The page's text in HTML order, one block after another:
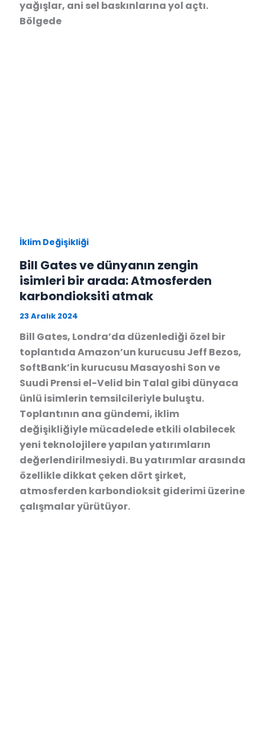
yağışlar, ani sel baskınlarına yol açtı.
Bölgede
İklim Değişikliği
Bill Gates ve dünyanın zengin
isimleri bir arada: Atmosferden
karbondioksiti atmak
23 Aralık 2024
Bill Gates, Londra’da düzenlediği özel bir
toplantıda Amazon’un kurucusu Jeff Bezos,
SoftBank’in kurucusu Masayoshi Son ve
Suudi Prensi el-Velid bin Talal gibi dünyaca
ünlü isimlerin temsilcileriyle buluştu.
Toplantının ana gündemi, iklim
değişikliğiyle mücadelede etkili olabilecek
yeni teknolojilere yapılan yatırımların
değerlendirilmesiydi. Bu yatırımlar arasında
özellikle dikkat çeken dört şirket,
atmosferden karbondioksit giderimi üzerine
çalışmalar yürütüyor.